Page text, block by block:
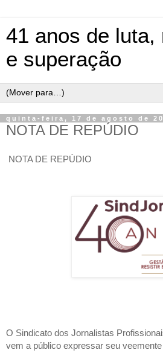
41 anos de luta,
e superação
quinta-feira, 17 de agosto de
NOTA DE REPÚDIO
NOTA DE REPÚDIO
O Sindicato dos Jornalistas
vem a público expressar seu